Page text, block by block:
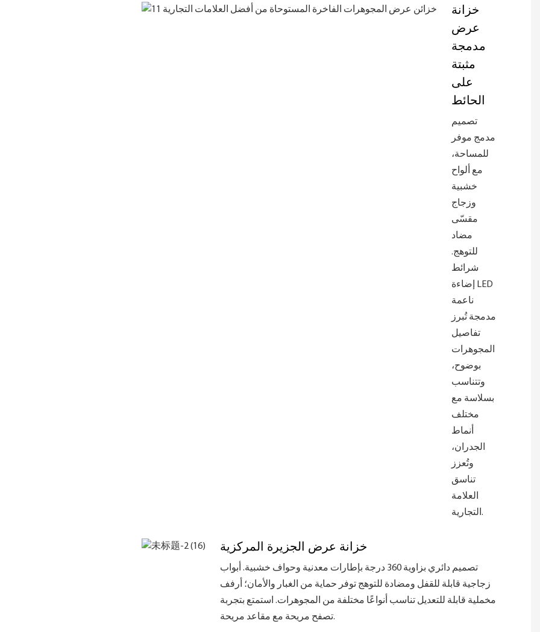
خزانة
عرض
مدمجة
مثبتة
على
الحائط
تصميم
مدمج موفر
للمساحة،
مع ألواح
خشبية
وزجاج
مقسّى
مضاد
للتوهج.
شرائط
إضاءة LED
ناعمة
مدمجة تُبرز
تفاصيل
المجوهرات
بوضوح،
وتتناسب
بسلاسة مع
مختلف
أنماط
الجدران،
وتُعزز
تناسق
العلامة
التجارية.
خزانة عرض الجزيرة المركزية
تصميم دائري بزاوية 360 درجة بإطارات معدنية وحواف خشبية. أبواب
زجاجية قابلة للقفل ومضادة للتوهج توفر حماية من الغبار والأمان؛ أرفف
مخملية قابلة للتعديل تناسب أنواعًا مختلفة من المجوهرات. استمتع بتجربة
تصفح مريحة مع مقاعد مريحة.